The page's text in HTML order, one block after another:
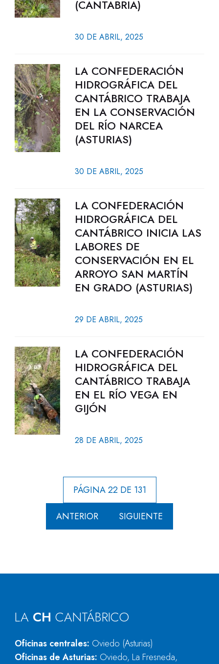
(CANTABRIA)
30 DE ABRIL, 2025
LA CONFEDERACIÓN
HIDROGRÁFICA DEL
CANTÁBRICO TRABAJA
EN LA CONSERVACIÓN
DEL RÍO NARCEA
(ASTURIAS)
30 DE ABRIL, 2025
LA CONFEDERACIÓN
HIDROGRÁFICA DEL
CANTÁBRICO INICIA LAS
LABORES DE
CONSERVACIÓN EN EL
ARROYO SAN MARTÍN
EN GRADO (ASTURIAS)
29 DE ABRIL, 2025
LA CONFEDERACIÓN
HIDROGRÁFICA DEL
CANTÁBRICO TRABAJA
EN EL RÍO VEGA EN
GIJÓN
28 DE ABRIL, 2025
PÁGINA 22 DE 131
ANTERIOR SIGUIENTE
LA CH CANTÁBRICO
Oficinas centrales: Oviedo (Asturias)
Oficinas de Asturias: Oviedo, La Fresneda,